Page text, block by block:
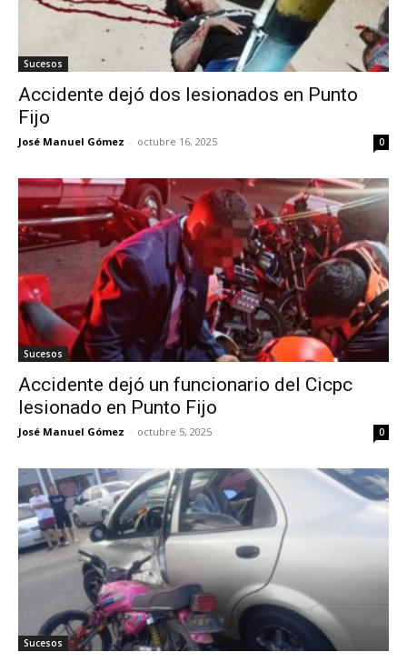
Sucesos
Accidente dejó dos lesionados en Punto
Fijo
José Manuel Gómez - octubre 16, 2025 0
Sucesos
Accidente dejó un funcionario del Cicpc
lesionado en Punto Fijo
José Manuel Gómez - octubre 5, 2025 0
Sucesos